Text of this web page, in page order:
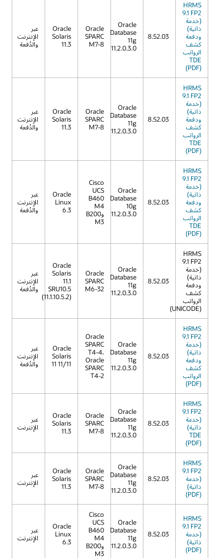
HRMS
9.1 FP2
(خدمة
ذاتية)
ودفعة
كشف
الرواتب
TDE
(PDF)
8.52.03
Oracle
Database
11g
11.2.0.3.0
Oracle
SPARC
M7-8
Oracle
Solaris
11.3
عبر
الإنترنت
والدُفعة
HRMS
9.1 FP2
(خدمة
ذاتية)
ودفعة
كشف
الرواتب
TDE
(PDF)
8.52.03
Oracle
Database
11g
11.2.0.3.0
Oracle
SPARC
M7-8
Oracle
Solaris
11.3
عبر
الإنترنت
والدُفعة
HRMS
9.1 FP2
(خدمة
ذاتية)
ودفعة
كشف
الرواتب
TDE
(PDF)
8.52.03
Oracle
Database
10g
11.2.0.3.0
Cisco
UCS
B460
M4
وB200
M3
Oracle
Linux
6.3
عبر
الإنترنت
والدُفعة
HRMS
9.1 FP2
(خدمة
ذاتية)
ودفعة
كشف
الرواتب
(UNICODE)
8.52.03
Oracle
Database
11g
11.2.0.3.0
Oracle
SPARC
M6-32
Oracle
Solaris
11.1
SRU10.5
(11.1.10.5.2)
عبر
الإنترنت
والدُفعة
HRMS
9.1 FP2
(خدمة
ذاتية)
ودفعة
كشف
الرواتب
(PDF)
8.52.03
Oracle
Database
11g
11.2.0.3.0
Oracle
SPARC
T4-4،
Oracle
SPARC
T4-2
Oracle
Solaris
11 11/11
عبر
الإنترنت
والدُفعة
HRMS
9.1 FP2
(خدمة
ذاتية)
TDE
(PDF)
8.52.03
Oracle
Database
11g
11.2.0.3.0
Oracle
SPARC
M7-8
Oracle
Solaris
11.3
عبر
الإنترنت
HRMS
9.1 FP2
(خدمة
ذاتية)
(PDF)
8.52.03
Oracle
Database
11g
11.2.0.3.0
Oracle
SPARC
M7-8
Oracle
Solaris
11.3
عبر
الإنترنت
HRMS
9.1 FP2
(خدمة
ذاتية)
(PDF)
8.52.03
Oracle
Database
11g
11.2.0.3.0
Cisco
UCS
B460
M4
وB200
M3
Oracle
Linux
6.3
عبر
الإنترنت